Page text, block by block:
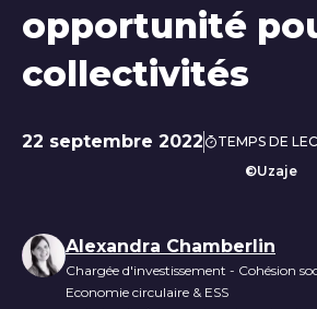
opportunité
collectivités
Date de publication
22 septembre 2022 TEMPS DE
©Uzaje
Liste des auteurs
Alexandra Chamberlin
Chargée d'investissement - Cohésion
Economie circulaire & ESS